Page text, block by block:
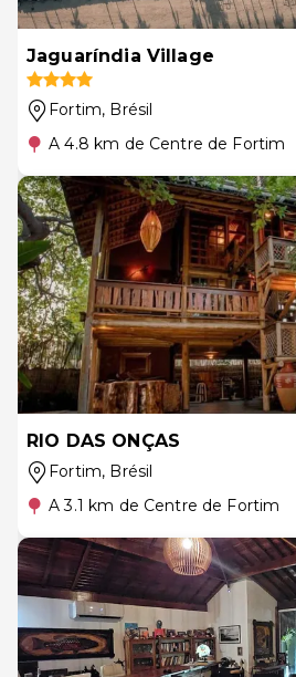
Jaguaríndia Village
Fortim, Brésil
A 4.8 km de Centre de Fortim
RIO DAS ONÇAS
Fortim, Brésil
A 3.1 km de Centre de Fortim